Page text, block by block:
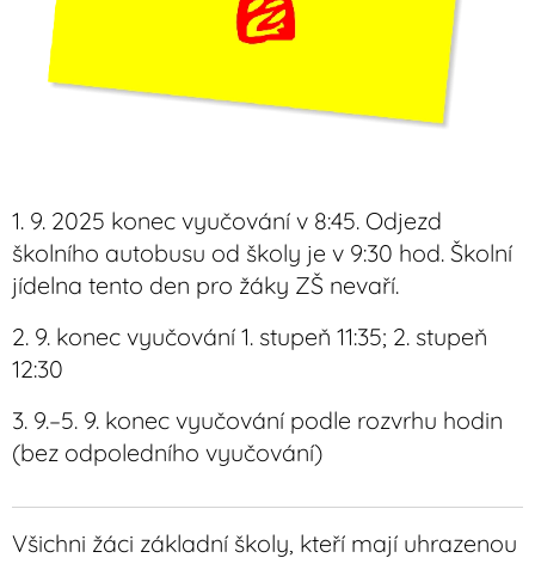
1. 9. 2025 konec vyučování v 8:45. Odjezd
školního autobusu od školy je v 9:30 hod. Školní
jídelna tento den pro žáky ZŠ nevaří.
2. 9. konec vyučování 1. stupeň 11:35; 2. stupeň
12:30
3. 9.–5. 9. konec vyučování podle rozvrhu hodin
(bez odpoledního vyučování)
Všichni žáci základní školy, kteří mají uhrazenou